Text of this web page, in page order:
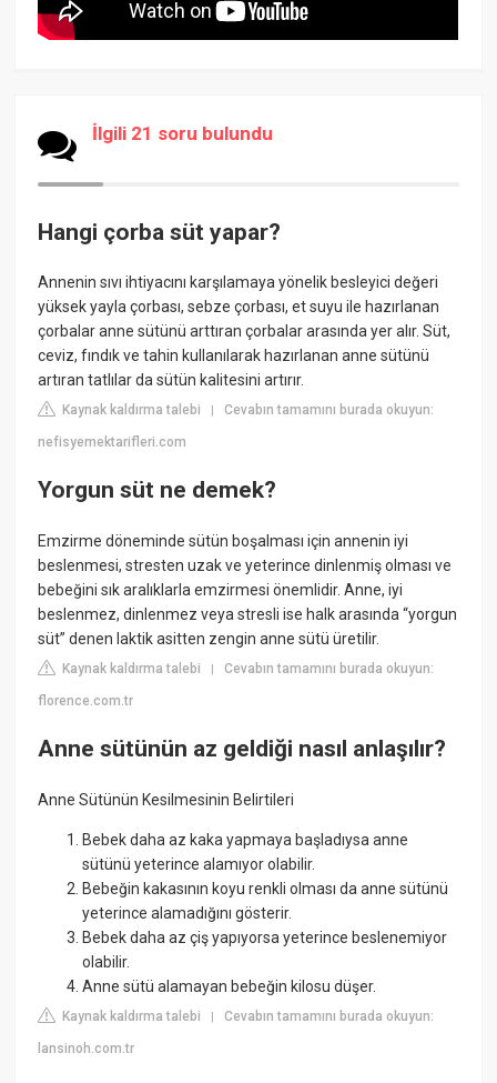
İlgili 21 soru bulundu
Hangi çorba süt yapar?
Annenin sıvı ihtiyacını karşılamaya yönelik besleyici değeri
yüksek yayla çorbası, sebze çorbası, et suyu ile hazırlanan
çorbalar anne sütünü arttıran çorbalar arasında yer alır. Süt,
ceviz, fındık ve tahin kullanılarak hazırlanan anne sütünü
artıran tatlılar da sütün kalitesini artırır.
Kaynak kaldırma talebi |Cevabın tamamını burada okuyun:
nefisyemektarifleri.com
Yorgun süt ne demek?
Emzirme döneminde sütün boşalması için annenin iyi
beslenmesi, stresten uzak ve yeterince dinlenmiş olması ve
bebeğini sık aralıklarla emzirmesi önemlidir. Anne, iyi
beslenmez, dinlenmez veya stresli ise halk arasında “yorgun
süt” denen laktik asitten zengin anne sütü üretilir.
Kaynak kaldırma talebi |Cevabın tamamını burada okuyun:
florence.com.tr
Anne sütünün az geldiği nasıl anlaşılır?
Anne Sütünün Kesilmesinin Belirtileri
Bebek daha az kaka yapmaya başladıysa anne
sütünü yeterince alamıyor olabilir.
Bebeğin kakasının koyu renkli olması da anne sütünü
yeterince alamadığını gösterir.
Bebek daha az çiş yapıyorsa yeterince beslenemiyor
olabilir.
Anne sütü alamayan bebeğin kilosu düşer.
Kaynak kaldırma talebi |Cevabın tamamını burada okuyun:
lansinoh.com.tr